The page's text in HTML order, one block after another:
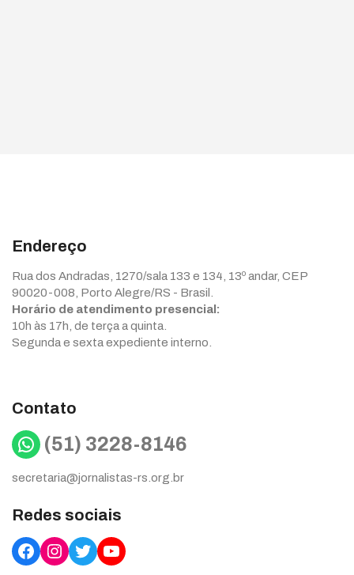
Endereço
Rua dos Andradas, 1270/sala 133 e 134, 13º andar, CEP
90020-008, Porto Alegre/RS - Brasil.
Horário de atendimento presencial:
10h às 17h, de terça a quinta.
Segunda e sexta expediente interno.
Contato
WhatsApp
(51) 3228-8146
secretaria@jornalistas-rs.org.br
Redes sociais
Facebook
Instagram
TwitterYouTube